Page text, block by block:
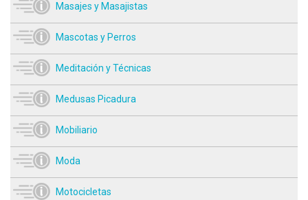
Masajes y Masajistas
Mascotas y Perros
Meditación y Técnicas
Medusas Picadura
Mobiliario
Moda
Motocicletas